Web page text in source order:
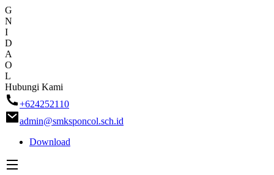
G
N
I
D
A
O
L
Skip
to
content
Hubungi Kami
+624252110
admin@smksponcol.sch.id
Download